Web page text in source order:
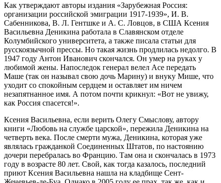
Как утверждают авторы издания «Зарубежная Россия:
организации российской эмиграции 1917-1939», И. В.
Сабенникова, В. Л. Гентшке и А. С. Ловцов, в США Ксения
Васильевна Деникина работала в Славянском отделе
Колумбийского университета, а также писала статьи для
русскоязычной прессы. Но такая жизнь продлилась недолго. В
1947 году Антон Иванович скончался. Он умер на руках у
любимой жены. Напоследок генерал велел Асе передать
Маше (так он называл свою дочь Марину) и внуку Мише, что
уходит со спокойным сердцем и оставляет им ничем
незапятнанное имя. А потом почти крикнул: «Вот не увижу,
как Россия спасется!».
Ксения Васильевна, если верить Олегу Смыслову, автору
книги «Любовь на службе царской», пережила Деникина на
четверть века. После смерти мужа, Деникина, которая уже
являлась гражданкой Соединенных Штатов, по настоянию
дочери перебралась во Францию. Там она и скончалась в 1973
году в возрасте 80 лет. Свой, как тогда казалось, последний
приют Ксения Васильевна нашла на кладбище Сент-